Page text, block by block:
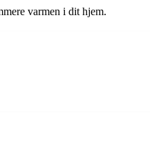
varmen i dit hjem.